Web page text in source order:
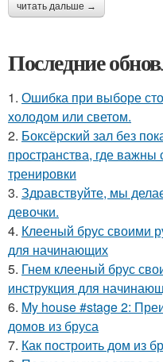
читать дальше →
Последние
1. Ошибка при выборе
холодом или светом.
2. Боксёрский зал без
пространства, где важны
тренировки
3. Здравствуйте, мы
девочки.
4. Клееный брус своими
для начинающих
5. Гнем клееный брус
инструкция для
6. My house #stage 2:
домов из бруса
7. Как построить дом из